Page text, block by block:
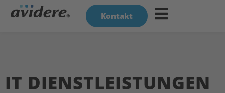
Kontakt
IT DIENSTLEISTUNGEN